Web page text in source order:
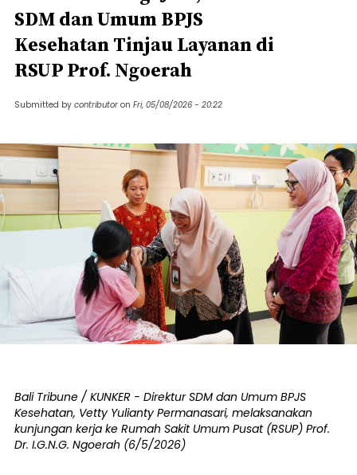
SDM dan Umum BPJS
Kesehatan Tinjau Layanan di
RSUP Prof. Ngoerah
Submitted by contributor on Fri, 05/08/2026 - 20:22
Bali Tribune / KUNKER - Direktur SDM dan Umum BPJS
Kesehatan, Vetty Yulianty Permanasari, melaksanakan
kunjungan kerja ke Rumah Sakit Umum Pusat (RSUP) Prof.
Dr. I.G.N.G. Ngoerah (6/5/2026)